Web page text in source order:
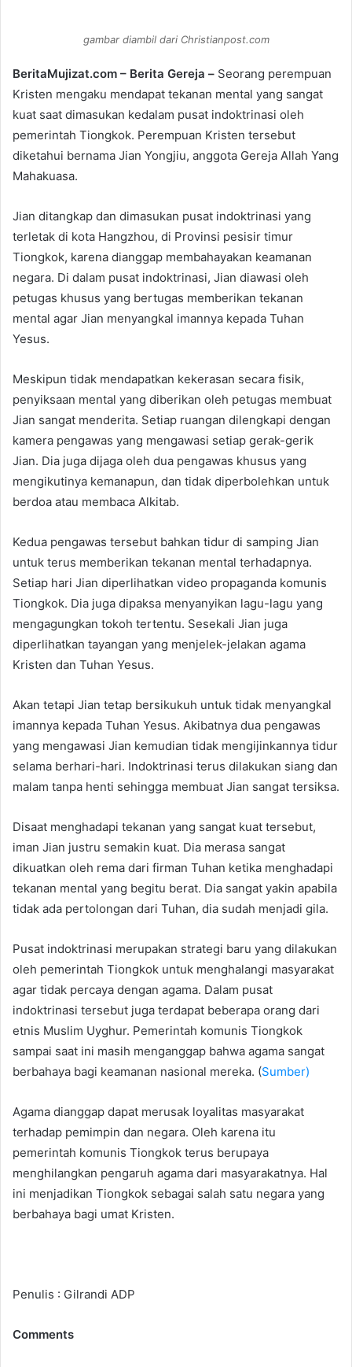
d
n
e
m
gambar diambil dari Christianpost.com
BeritaMujizat.com – Berita Gereja – Seorang perempuan
Kristen mengaku mendapat tekanan mental yang sangat
kuat saat dimasukan kedalam pusat indoktrinasi oleh
pemerintah Tiongkok. Perempuan Kristen tersebut
diketahui bernama Jian Yongjiu, anggota Gereja Allah Yang
Mahakuasa.
Jian ditangkap dan dimasukan pusat indoktrinasi yang
terletak di kota Hangzhou, di Provinsi pesisir timur
Tiongkok, karena dianggap membahayakan keamanan
negara. Di dalam pusat indoktrinasi, Jian diawasi oleh
petugas khusus yang bertugas memberikan tekanan
mental agar Jian menyangkal imannya kepada Tuhan
Yesus.
Meskipun tidak mendapatkan kekerasan secara fisik,
penyiksaan mental yang diberikan oleh petugas membuat
Jian sangat menderita. Setiap ruangan dilengkapi dengan
kamera pengawas yang mengawasi setiap gerak-gerik
Jian. Dia juga dijaga oleh dua pengawas khusus yang
mengikutinya kemanapun, dan tidak diperbolehkan untuk
berdoa atau membaca Alkitab.
Kedua pengawas tersebut bahkan tidur di samping Jian
untuk terus memberikan tekanan mental terhadapnya.
Setiap hari Jian diperlihatkan video propaganda komunis
Tiongkok. Dia juga dipaksa menyanyikan lagu-lagu yang
mengagungkan tokoh tertentu. Sesekali Jian juga
diperlihatkan tayangan yang menjelek-jelakan agama
Kristen dan Tuhan Yesus.
Akan tetapi Jian tetap bersikukuh untuk tidak menyangkal
imannya kepada Tuhan Yesus. Akibatnya dua pengawas
yang mengawasi Jian kemudian tidak mengijinkannya tidur
selama berhari-hari. Indoktrinasi terus dilakukan siang dan
malam tanpa henti sehingga membuat Jian sangat tersiksa.
Disaat menghadapi tekanan yang sangat kuat tersebut,
iman Jian justru semakin kuat. Dia merasa sangat
dikuatkan oleh rema dari firman Tuhan ketika menghadapi
tekanan mental yang begitu berat. Dia sangat yakin apabila
tidak ada pertolongan dari Tuhan, dia sudah menjadi gila.
Pusat indoktrinasi merupakan strategi baru yang dilakukan
oleh pemerintah Tiongkok untuk menghalangi masyarakat
agar tidak percaya dengan agama. Dalam pusat
indoktrinasi tersebut juga terdapat beberapa orang dari
etnis Muslim Uyghur. Pemerintah komunis Tiongkok
sampai saat ini masih menganggap bahwa agama sangat
berbahaya bagi keamanan nasional mereka. (Sumber)
Agama dianggap dapat merusak loyalitas masyarakat
terhadap pemimpin dan negara. Oleh karena itu
pemerintah komunis Tiongkok terus berupaya
menghilangkan pengaruh agama dari masyarakatnya. Hal
ini menjadikan Tiongkok sebagai salah satu negara yang
berbahaya bagi umat Kristen.
Penulis : Gilrandi ADP
Comments